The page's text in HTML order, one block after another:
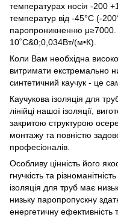
температурах носія -200
температур від -45°С (-
паропроникненню μ≥7000.
10˚С&0;0,034Вт/(м•К).
Коли Вам необхідна
витримати екстремально
синтетичний каучук - це
Каучукова ізоляція для
лінійці нашої ізоляції,
закритою структурою
монтажу та повністю
професіоналів.
Особливу цінність його
гнучкість та
ізоляція для труб має
низьку паропропускну
енергетичну ефективність